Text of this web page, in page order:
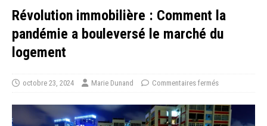
Révolution immobilière : Comment la
pandémie a bouleversé le marché du
logement
octobre 23, 2024 Marie Dunand Commentaires fermés